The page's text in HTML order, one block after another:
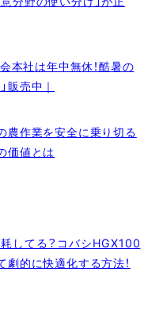
本社は年中無休！酷暑の
販売中｜
農作業を安全に乗り切る
価値とは
してる？コバシHGX100
劇的に快適化する方法！